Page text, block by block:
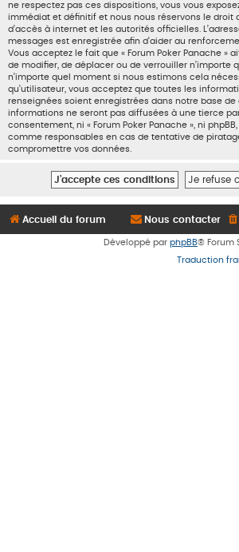
ne respectez pas ces dispositions, vous vous
immédiat et définitif et nous nous réservons le droit
d’accès à internet et les autorités officielles.
messages est enregistrée afin d’aider au
Vous acceptez le fait que « Forum Poker Panache »
de modifier, de déplacer ou de verrouiller n’importe
n’importe quel moment si nous estimons cela
qu’utilisateur, vous acceptez que toutes les
renseignées soient enregistrées dans notre base de
informations ne seront pas diffusées à une tierce
consentement, ni « Forum Poker Panache », ni
comme responsables en cas de tentative de
compromettre vos données.
Accueil du forum Nous contacter
Développé par phpBB® Forum
Traduction